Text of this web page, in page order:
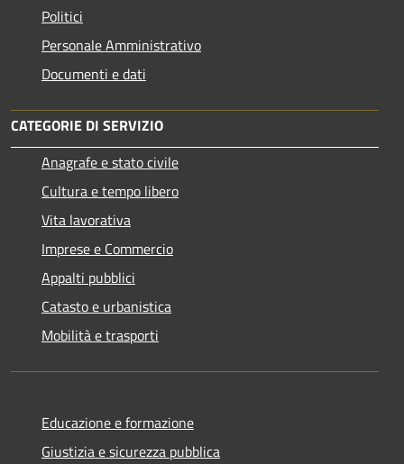
Politici
Personale Amministrativo
Documenti e dati
CATEGORIE DI SERVIZIO
Anagrafe e stato civile
Cultura e tempo libero
Vita lavorativa
Imprese e Commercio
Appalti pubblici
Catasto e urbanistica
Mobilità e trasporti
Educazione e formazione
Giustizia e sicurezza pubblica